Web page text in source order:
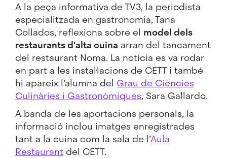
A la peça informativa de TV3, la periodista
especialitzada en gastronomia, Tana
Collados, reflexiona sobre el model dels
restaurants d'alta cuina arran del tancament
del restaurant Noma. La notícia es va rodar
en part a les instal·lacions de CETT i també
hi apareix l’alumna del Grau de Ciències
Culinàries i Gastronòmiques, Sara Gallardo.
A banda de les aportacions personals, la
informació inclou imatges enregistrades
tant a la cuina com la sala de l’Aula
Restaurant del CETT.